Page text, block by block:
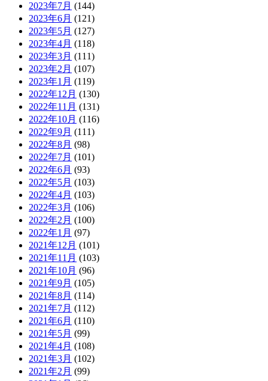
2023年7月 (144)
2023年6月 (121)
2023年5月 (127)
2023年4月 (118)
2023年3月 (111)
2023年2月 (107)
2023年1月 (119)
2022年12月 (130)
2022年11月 (131)
2022年10月 (116)
2022年9月 (111)
2022年8月 (98)
2022年7月 (101)
2022年6月 (93)
2022年5月 (103)
2022年4月 (103)
2022年3月 (106)
2022年2月 (100)
2022年1月 (97)
2021年12月 (101)
2021年11月 (103)
2021年10月 (96)
2021年9月 (105)
2021年8月 (114)
2021年7月 (112)
2021年6月 (110)
2021年5月 (99)
2021年4月 (108)
2021年3月 (102)
2021年2月 (99)